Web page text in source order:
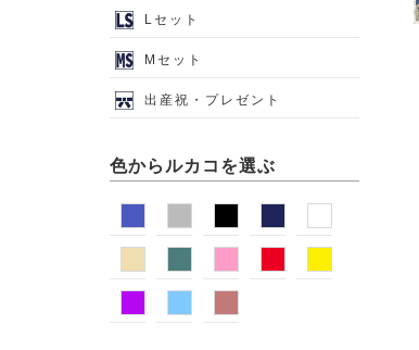
Lセット
Mセット
出産祝・プレゼント
色からルカコを選ぶ